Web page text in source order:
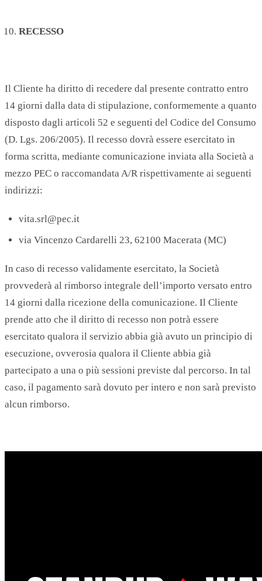
RECESSO
Il Cliente ha diritto di recedere dal presente contratto entro
14 giorni dalla data di stipulazione, conformemente a quanto
disposto dagli articoli 52 e seguenti del Codice del Consumo
(D. Lgs. 206/2005). Il recesso dovrà essere esercitato in
forma scritta, mediante comunicazione inviata alla Società a
mezzo PEC o raccomandata A/R rispettivamente ai seguenti
indirizzi:
vita.srl@pec.it
via Vincenzo Cardarelli 23, 62100 Macerata (MC)
In caso di recesso validamente esercitato, la Società
provvederà al rimborso integrale dell’importo versato entro
14 giorni dalla ricezione della comunicazione. Il Cliente
prende atto che il diritto di recesso non potrà essere
esercitato qualora il servizio abbia già avuto un principio di
esecuzione, ovverosia qualora il Cliente abbia già
partecipato a una o più sessioni previste dal percorso. In tal
caso, il pagamento sarà dovuto per intero e non sarà previsto
alcun rimborso.